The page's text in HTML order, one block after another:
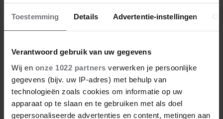
Toestemming Details Advertentie-instellingen
Verantwoord gebruik van uw gegevens
Wij en onze 1022 partners verwerken je persoonlijke
gegevens (bijv. uw IP-adres) met behulp van
technologieën zoals cookies om informatie op uw
apparaat op te slaan en te gebruiken met als doel
gepersonaliseerde advertenties en content, metingen aan